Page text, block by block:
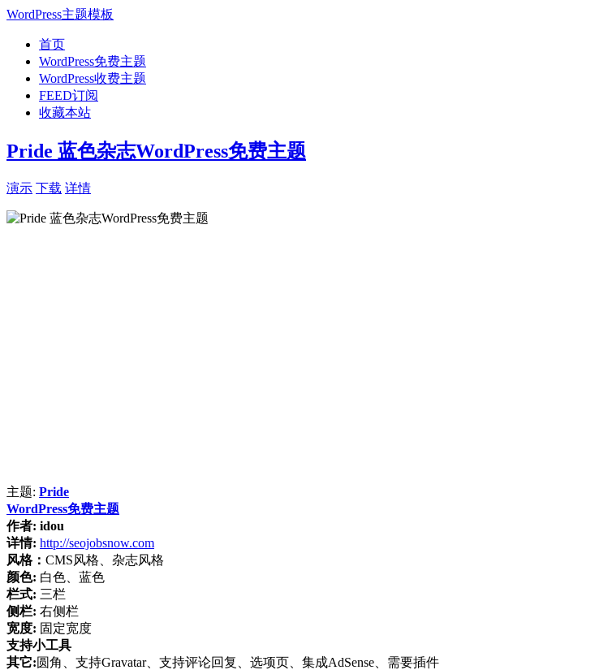
WordPress主题模板
首页
WordPress免费主题
WordPress收费主题
FEED订阅
收藏本站
Pride 蓝色杂志WordPress免费主题
演示 下载 详情
主题: Pride
WordPress免费主题
作者: idou
详情: http://seojobsnow.com
风格： CMS风格、杂志风格
颜色: 白色、蓝色
栏式: 三栏
侧栏: 右侧栏
宽度: 固定宽度
支持小工具
其它:圆角、支持Gravatar、支持评论回复、选项页、集成AdSense、需要插件